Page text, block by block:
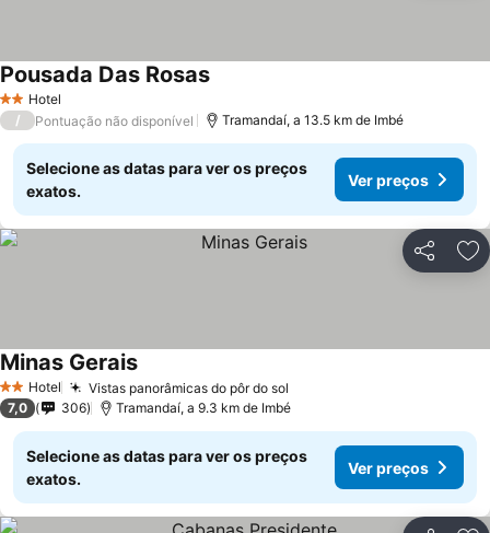
2 Estrelas
Hotel
Pousada Das Rosas
/ Pontuação não disponível Tramandaí, a 13.5 km de Imbé
Selecione as datas para ver os preços
exatos.
Ver preços
Partilhar
2 Estrelas
Hotel Vistas panorâmicas do pôr do sol
Minas Gerais
7,0 306 Tramandaí, a 9.3 km de Imbé
Selecione as datas para ver os preços
exatos.
Ver preços